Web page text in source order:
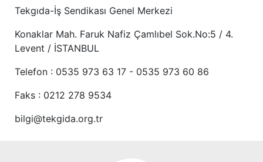
Tekgıda-İş Sendikası Genel Merkezi
Konaklar Mah. Faruk Nafiz Çamlıbel Sok.No:5 / 4.
Levent / İSTANBUL
Telefon : 0535 973 63 17 - 0535 973 60 86
Faks : 0212 278 9534
bilgi@tekgida.org.tr